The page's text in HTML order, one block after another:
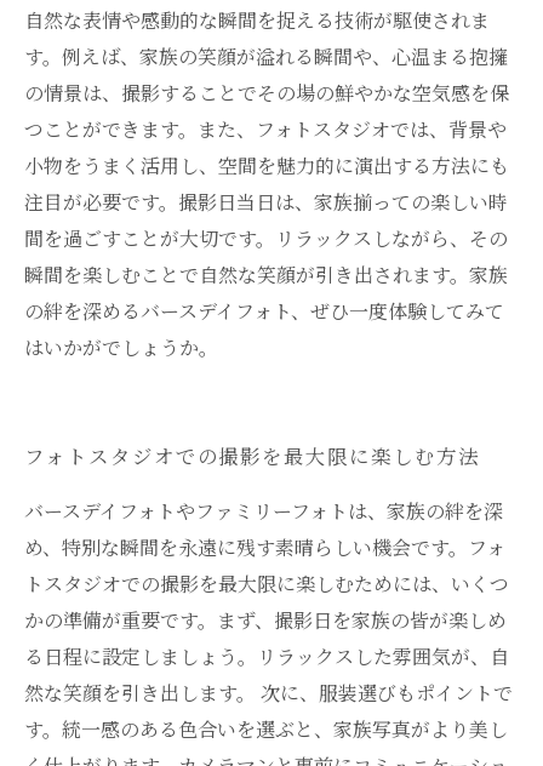
自然な表情や感動的な瞬間を捉える技術が駆使されま
す。例えば、家族の笑顔が溢れる瞬間や、心温まる抱擁
の情景は、撮影することでその場の鮮やかな空気感を保
つことができます。また、フォトスタジオでは、背景や
小物をうまく活用し、空間を魅力的に演出する方法にも
注目が必要です。撮影日当日は、家族揃っての楽しい時
間を過ごすことが大切です。リラックスしながら、その
瞬間を楽しむことで自然な笑顔が引き出されます。家族
の絆を深めるバースデイフォト、ぜひ一度体験してみて
はいかがでしょうか。
フォトスタジオでの撮影を最大限に楽しむ方法
バースデイフォトやファミリーフォトは、家族の絆を深
め、特別な瞬間を永遠に残す素晴らしい機会です。フォ
トスタジオでの撮影を最大限に楽しむためには、いくつ
かの準備が重要です。まず、撮影日を家族の皆が楽しめ
る日程に設定しましょう。リラックスした雰囲気が、自
然な笑顔を引き出します。 次に、服装選びもポイントで
す。統一感のある色合いを選ぶと、家族写真がより美し